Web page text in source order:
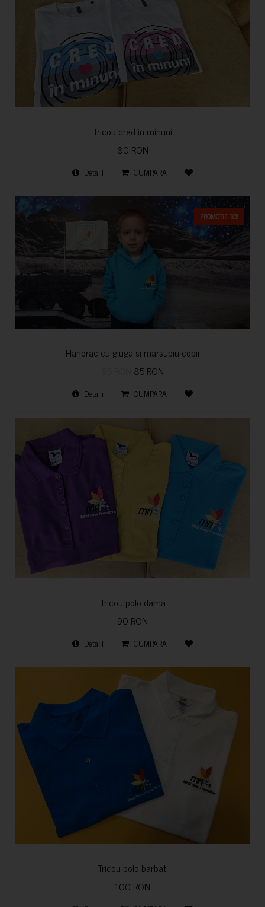
Tricou cred in minuni
80 RON
Detalii CUMPARA
PROMOTIE 10%
Hanorac cu gluga si marsupiu copii
85 RON
Detalii CUMPARA
Tricou polo dama
90 RON
Detalii CUMPARA
Tricou polo barbati
100 RON